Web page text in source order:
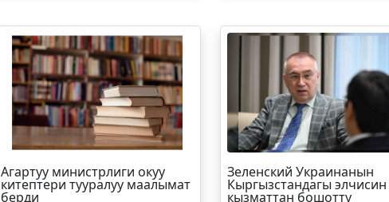
Агартуу министрлиги окуу
китептери тууралуу маалымат
берди
Зеленский Украинанын
Кыргызстандагы элчисин
кызматтан бошотту